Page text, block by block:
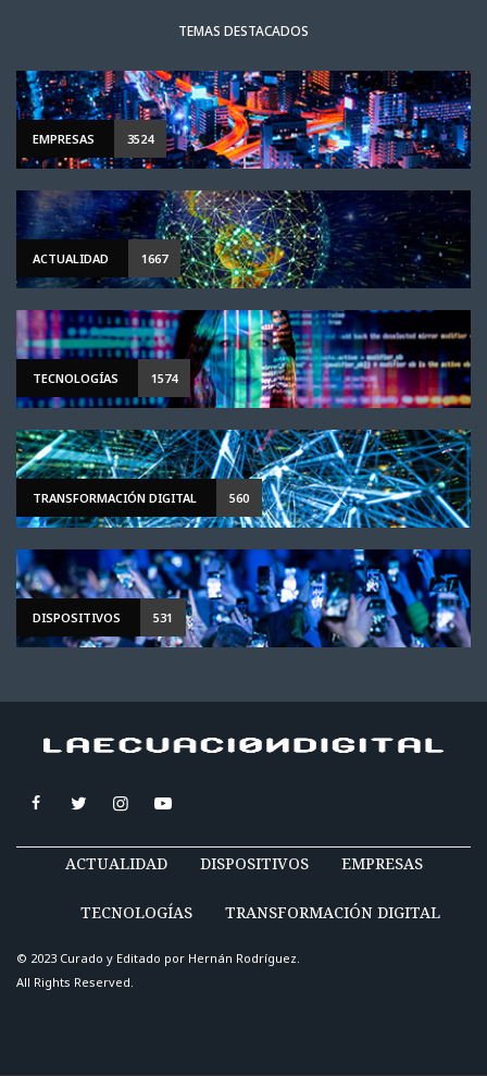
TEMAS DESTACADOS
EMPRESAS 3524
ACTUALIDAD 1667
TECNOLOGÍAS 1574
TRANSFORMACIÓN DIGITAL 560
DISPOSITIVOS 531
ACTUALIDAD DISPOSITIVOS EMPRESAS
TECNOLOGÍAS TRANSFORMACIÓN DIGITAL
© 2023 Curado y Editado por Hernán Rodríguez.
All Rights Reserved.